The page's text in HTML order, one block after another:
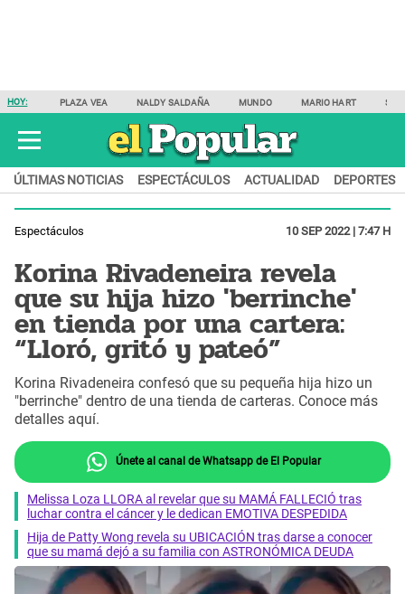
HOY: PLAZA VEA NALDY SALDAÑA MUNDO MARIO HART
ÚLTIMAS NOTICIAS ESPECTÁCULOS ACTUALIDAD DEPORTES
Espectáculos 10 SEP 2022 | 7:47 H
Korina Rivadeneira revela
que su hija hizo 'berrinche'
en tienda por una cartera:
“Lloró, gritó y pateó”
Korina Rivadeneira confesó que su pequeña hija hizo un
"berrinche" dentro de una tienda de carteras. Conoce más
detalles aquí.
Únete al canal de Whatsapp de El Popular
Melissa Loza LLORA al revelar que su MAMÁ FALLECIÓ tras
luchar contra el cáncer y le dedican EMOTIVA DESPEDIDA
Hija de Patty Wong revela su UBICACIÓN tras darse a conocer
que su mamá dejó a su familia con ASTRONÓMICA DEUDA